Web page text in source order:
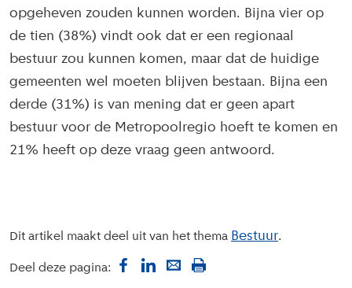
opgeheven zouden kunnen worden. Bijna vier op
de tien (38%) vindt ook dat er een regionaal
bestuur zou kunnen komen, maar dat de huidige
gemeenten wel moeten blijven bestaan. Bijna een
derde (31%) is van mening dat er geen apart
bestuur voor de Metropoolregio hoeft te komen en
21% heeft op deze vraag geen antwoord.
Dit artikel maakt deel uit van het thema Bestuur
Deel deze pagina: